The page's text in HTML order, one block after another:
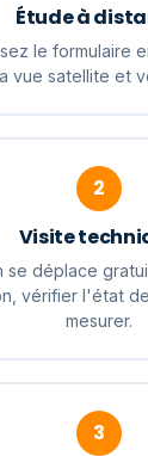
Étude à
le formulaire
vue satellite et
2
Visite
se déplace
vérifier l'état
mesurer.
3